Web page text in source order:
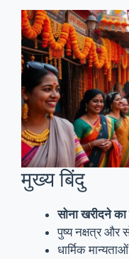
मुख्य बिंदु
सोना खरीदने
पुष्य नक्षत्र और
धार्मिक